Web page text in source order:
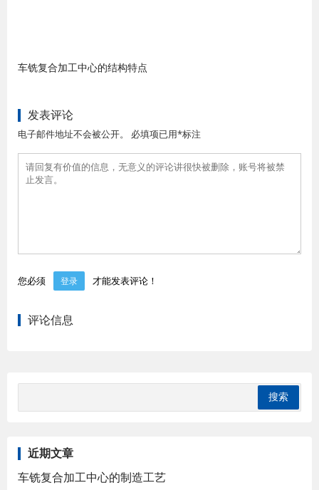
车铣复合加工中心的结构特点
发表评论
电子邮件地址不会被公开。 必填项已用*标注
您必须 登录 才能发表评论！
评论信息
近期文章
车铣复合加工中心的制造工艺